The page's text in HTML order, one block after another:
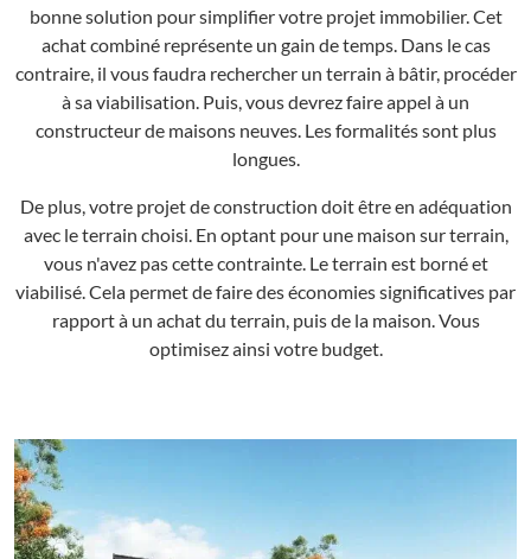
bonne solution pour simplifier votre projet immobilier. Cet
achat combiné représente un gain de temps. Dans le cas
contraire, il vous faudra rechercher un terrain à bâtir, procéder
à sa viabilisation. Puis, vous devrez faire appel à un
constructeur de maisons neuves. Les formalités sont plus
longues.
De plus, votre projet de construction doit être en adéquation
avec le terrain choisi. En optant pour une maison sur terrain,
vous n'avez pas cette contrainte. Le terrain est borné et
viabilisé. Cela permet de faire des économies significatives par
rapport à un achat du terrain, puis de la maison. Vous
optimisez ainsi votre budget.